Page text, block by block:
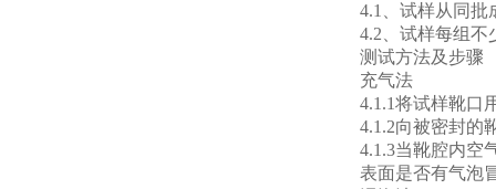
4.1、试样从同批
4.2、试样每组不
测试方法及步骤
充气法
4.1.1将试样靴口
4.1.2向被密封的
4.1.3当靴腔内空
表面是否有气泡